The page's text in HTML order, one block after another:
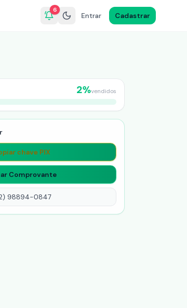
6
Entrar Cadastrar
2%vendidos
chave PIX
Comprovante
98894-0847